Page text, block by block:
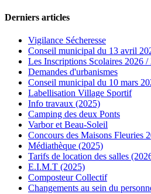
Derniers articles
Vigilance Sécheresse
Conseil municipal du 13 avril
Les Inscriptions Scolaires 2026 /
Demandes d'urbanismes
Conseil municipal du 10 mars
Labellisation Village Sportif
Info travaux (2025)
Camping des deux Ponts
Varbor et Beau-Soleil
Concours des Maisons Fleuries
Médiathèque (2025)
Tarifs de location des salles
E.I.M.T (2025)
Composteur Collectif
Changements au sein du